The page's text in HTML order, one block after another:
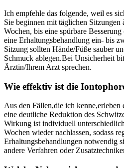
Ich empfehle das folgende,‍ weil es
Sie beginnen ​mit⁤ täglichen
Wochen, bis eine spürbare
eine Erhaltungsbehandlung ein-‌ bis
Sitzung sollten‌ Hände/Füße sauber
Schmuck ablegen.Bei Unsicherheit
Ärztin/Ihrem Arzt⁢ sprechen.
Wie effektiv ist die
Aus den Fällen,die ich
eine deutliche Reduktion des
‌Wirkung⁤ ist individuell
Wochen wieder​ nachlassen, sodass
Erhaltungsbehandlungen notwendig
andere Verfahren oder